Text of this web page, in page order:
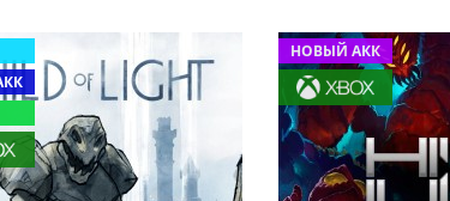
НОВЫЙ АКК